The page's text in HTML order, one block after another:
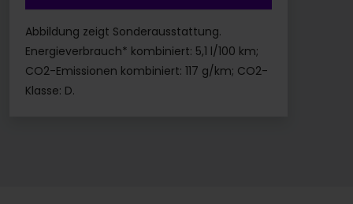
Abbildung zeigt Sonderausstattung.
Energieverbrauch* kombiniert: 5,1 l/100 km;
CO2-Emissionen kombiniert: 117 g/km; CO2-
Klasse: D.